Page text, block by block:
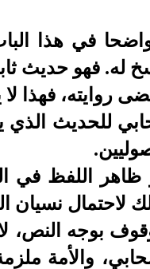
في هذا
له. فهو حديث
روايته،
للحديث
اللفظ في
لاحتمال نسيان
بوجه النص،
والأمة